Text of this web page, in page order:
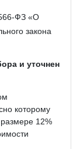
ФЗ «О
закона
и уточнен
которому
размере 12%